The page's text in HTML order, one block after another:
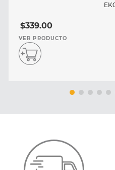
$339.00
VER PRODUCTO